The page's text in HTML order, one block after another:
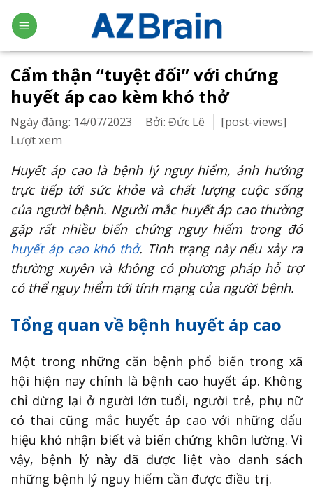
Skip
to
content
Cẩm thận “tuyệt đối” với chứng
huyết áp cao kèm khó thở
Ngày đăng: 14/07/2023 Bởi: Đức Lê
[post-views]
Lượt xem
Huyết áp cao là bệnh lý nguy hiểm, ảnh hưởng
trực tiếp tới sức khỏe và chất lượng cuộc sống
của người bệnh. Người mắc huyết áp cao thường
gặp rất nhiều biến chứng nguy hiểm trong đó
huyết áp cao khó thở. Tình trạng này nếu xảy ra
thường xuyên và không có phương pháp hỗ trợ
có thể nguy hiểm tới tính mạng của người bệnh.
Tổng quan về bệnh huyết áp cao
Một trong những căn bệnh phổ biến trong xã
hội hiện nay chính là bệnh cao huyết áp. Không
chỉ dừng lại ở người lớn tuổi, người trẻ, phụ nữ
có thai cũng mắc huyết áp cao với những dấu
hiệu khó nhận biết và biến chứng khôn lường. Vì
vậy, bệnh lý này đã được liệt vào danh sách
những bệnh lý nguy hiểm cần được điều trị.